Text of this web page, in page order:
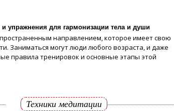
упражнения для гармонизации тела и души
направлением, которое имеет свою
Заниматься могут люди любого возраста, и даже
правила тренировок и основные этапы этой
Техники медитации